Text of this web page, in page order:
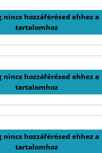
nincs hozzáférésed ehhez a
tartalomhoz
nincs hozzáférésed ehhez a
tartalomhoz
nincs hozzáférésed ehhez a
tartalomhoz